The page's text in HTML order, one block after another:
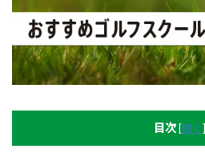
目次 [開く ]